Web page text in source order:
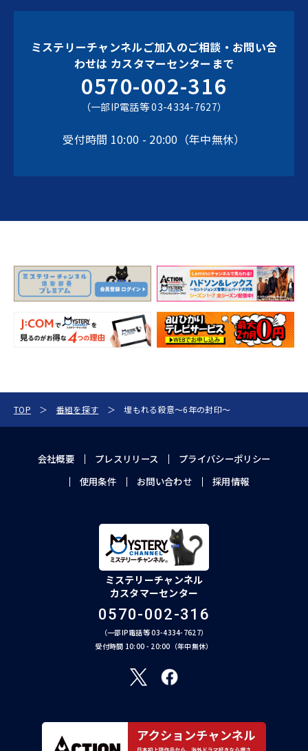
ミステリーチャンネルご加入のご相談・お問い合
わせは カスタマーセンターまで
0570-002-316
（一部IP電話等 03-4334-7627）
受付時間 10:00 - 20:00（年中無休）
TOP 番組を探す 埋もれる殺意～6年の封印～
会社概要 プレスリリース
プライバシーポリシー
使用条件
お問い合わせ 採用情報
ミステリーチャンネル
カスタマーセンター
0570-002-316
（一部IP電話等 03-4334-7627）
受付時間 10:00 - 20:00（年中無休）